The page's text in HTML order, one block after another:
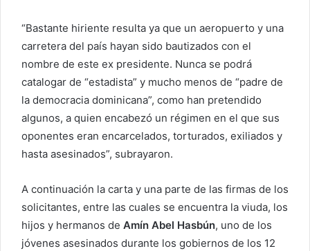
“Bastante hiriente resulta ya que un aeropuerto y una
carretera del país hayan sido bautizados con el
nombre de este ex presidente. Nunca se podrá
catalogar de “estadista” y mucho menos de “padre de
la democracia dominicana”, como han pretendido
algunos, a quien encabezó un régimen en el que sus
oponentes eran encarcelados, torturados, exiliados y
hasta asesinados”, subrayaron.
A continuación la carta y una parte de las firmas de los
solicitantes, entre las cuales se encuentra la viuda, los
hijos y hermanos de Amín Abel Hasbún, uno de los
jóvenes asesinados durante los gobiernos de los 12